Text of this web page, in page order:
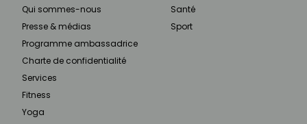
Qui sommes-nous
Presse & médias
Programme ambassadrice
Charte de confidentialité
Services
Fitness
Yoga
Santé
Sport